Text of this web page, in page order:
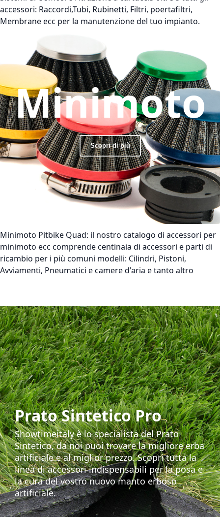
accessori: Raccordi,Tubi, Rubinetti, Filtri, poertafiltri,
Membrane ecc per la manutenzione del tuo impianto.
Minimoto
Scopri di più
Minimoto Pitbike Quad: il nostro catalogo di accessori per
minimoto ecc comprende centinaia di accessori e parti di
ricambio per i più comuni modelli: Cilindri, Pistoni,
Avviamenti, Pneumatici e camere d'aria e tanto altro
Prato Sintetico Pro
Showtimeitaly è lo specialista del Prato
Sintetico, da noi puoi trovare la migliore erba
artificiale e al miglior prezzo. Scopri tutta la
linea di accessori indispensabili per la posa e
la cura del vostro nuovo manto erboso
artificiale.